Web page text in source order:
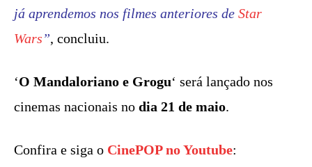
já aprendemos nos filmes anteriores de Star
Wars”, concluiu.
‘O Mandaloriano e Grogu‘ será lançado nos
cinemas nacionais no dia 21 de maio.
Confira e siga o CinePOP no Youtube: